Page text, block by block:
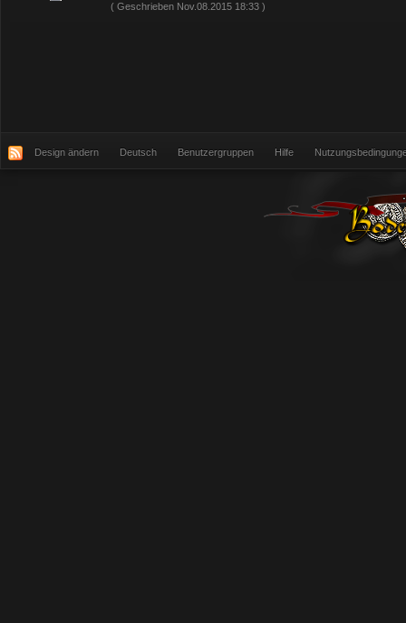
( Geschrieben Nov.08.2015 18:33 )
Design ändern Deutsch Benutzergruppen Hilfe